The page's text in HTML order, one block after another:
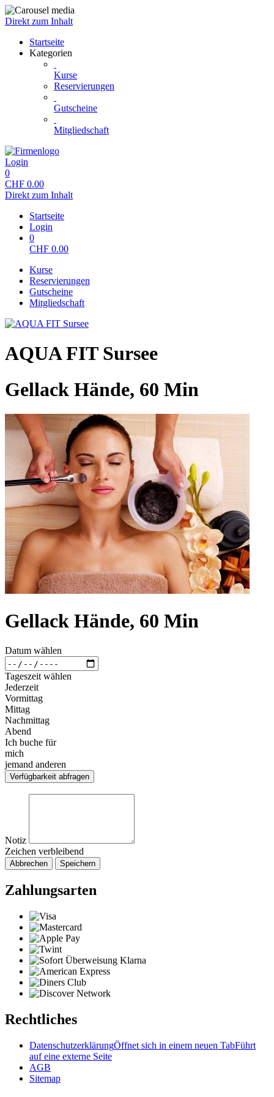
Direkt zum Inhalt
Startseite
Kategorien
Kurse
Reservierungen
Gutscheine
Mitgliedschaft
Login
0
CHF 0.00
Direkt zum Inhalt
Startseite
Login
0
CHF 0.00
Kurse
Reservierungen
Gutscheine
Mitgliedschaft
AQUA FIT Sursee
Gellack Hände, 60 Min
Gellack Hände, 60 Min
Datum wählen
Tageszeit wählen
Jederzeit
Vormittag
Mittag
Nachmittag
Abend
Ich buche für
mich
jemand anderen
Verfügbarkeit abfragen
Notiz
Zeichen verbleibend
Abbrechen Speichern
Zahlungsarten
Rechtliches
DatenschutzerklärungÖffnet sich in einem neuen TabFührt
auf eine externe Seite
AGB
Sitemap